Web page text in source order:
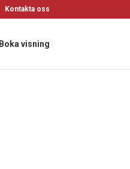
Kontakta oss
Boka visning